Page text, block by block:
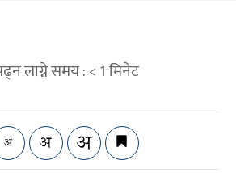
लाग्ने समय :< 1मिनेट